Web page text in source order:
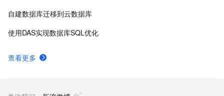
自建数据库迁移到云数据库
使用DAS实现数据库SQL优化
查看更多